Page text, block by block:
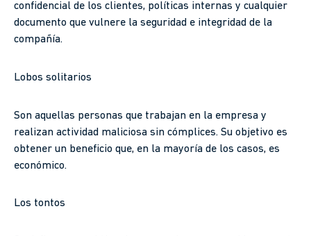
confidencial de los clientes, políticas internas y cualquier
documento que vulnere la seguridad e integridad de la
compañía.
Lobos solitarios
Son aquellas personas que trabajan en la empresa y
realizan actividad maliciosa sin cómplices. Su objetivo es
obtener un beneficio que, en la mayoría de los casos, es
económico.
Los tontos